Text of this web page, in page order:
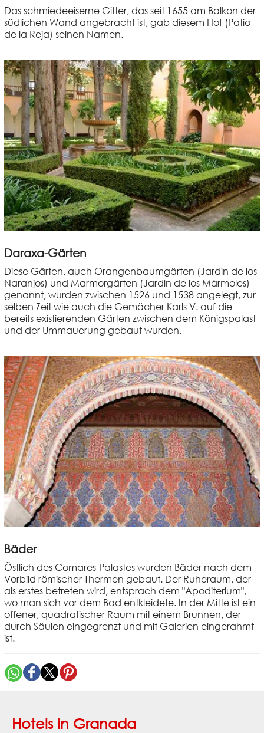
Das schmiedeeiserne Gitter, das seit 1655 am Balkon der
südlichen Wand angebracht ist, gab diesem Hof (Patio
de la Reja) seinen Namen.
Daraxa-Gärten
Diese Gärten, auch Orangenbaumgärten (Jardín de los
Naranjos) und Marmorgärten (Jardín de los Mármoles)
genannt, wurden zwischen 1526 und 1538 angelegt, zur
selben Zeit wie auch die Gemächer Karls V. auf die
bereits existierenden Gärten zwischen dem Königspalast
und der Ummauerung gebaut wurden.
Bäder
Östlich des Comares-Palastes wurden Bäder nach dem
Vorbild römischer Thermen gebaut. Der Ruheraum, der
als erstes betreten wird, entsprach dem "Apoditerium",
wo man sich vor dem Bad entkleidete. In der Mitte ist ein
offener, quadratischer Raum mit einem Brunnen, der
durch Säulen eingegrenzt und mit Galerien eingerahmt
ist.
Hotels in Granada